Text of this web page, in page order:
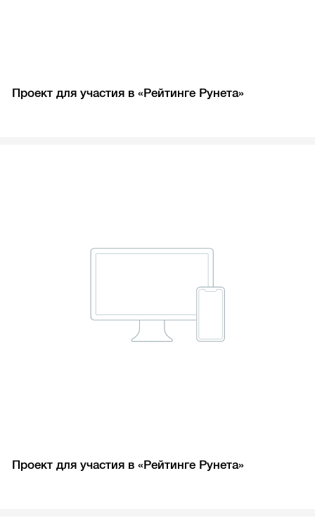
Проект для участия в «Рейтинге Рунета»
Проект для участия в «Рейтинге Рунета»